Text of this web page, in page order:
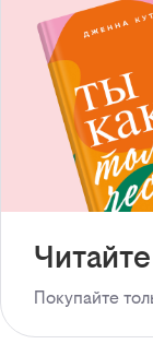
Покупайте